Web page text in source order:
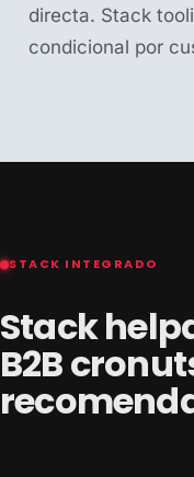
directa. Stack
condicional por
STACK INTEGRADO
Stack
B2B